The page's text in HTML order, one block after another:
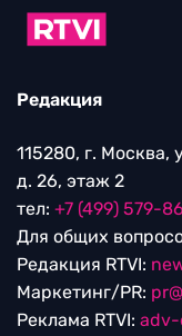
Редакция
115280, г. Москва,
д. 26, этаж 2
тел: +7 (499) 579-
Для общих
Редакция RTVI:
Маркетинг/PR:
Реклама RTVI: adv-